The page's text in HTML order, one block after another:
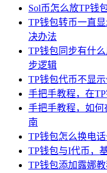
Sol币怎么放TP钱
TP钱包转币一直
决办法
TP钱包同步有什
步逻辑
TP钱包代币不显
手把手教程，在
手把手教程，如
南
TP钱包怎么换电
TP钱包与I代币，
TP钱包添加露娜